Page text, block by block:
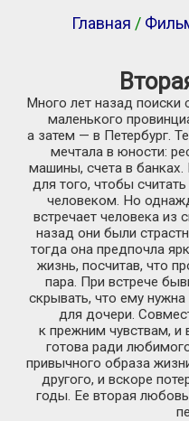
Главная /
Много лет назад поиски
маленького
а затем — в Петербург.
мечтала в юности:
машины, счета в
для того, чтобы
человеком. Но
встречает человека из
назад они были
тогда она предпочла
жизнь, посчитав, что
пара. При встрече
скрывать, что ему
для дочери.
к прежним чувствам, и
готова ради
привычного образа
другого, и вскоре
годы. Ее вторая